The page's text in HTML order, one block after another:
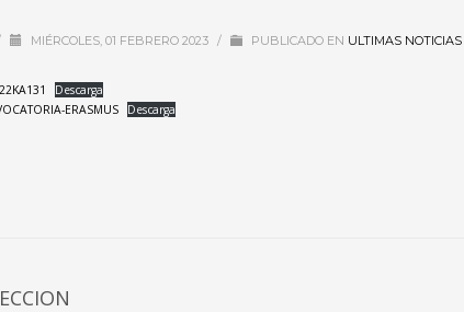
MIÉRCOLES, 01 FEBRERO 2023 / PUBLICADO EN ULTIMAS NOTICIAS
Descarga
ERASMUS
Descarga